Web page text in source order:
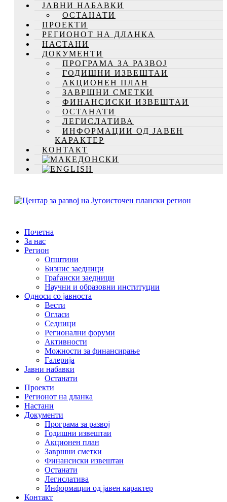
ЈАВНИ НАБАВКИ
ОСТАНАТИ
ПРОЕКТИ
РЕГИОНОТ НА ДЛАНКА
НАСТАНИ
ДОКУМЕНТИ
ПРОГРАМА ЗА РАЗВОЈ
ГОДИШНИ ИЗВЕШТАИ
АКЦИОНЕН ПЛАН
ЗАВРШНИ СМЕТКИ
ФИНАНСИСКИ ИЗВЕШТАИ
ОСТАНАТИ
ЛЕГИСЛАТИВА
ИНФОРМАЦИИ ОД ЈАВЕН
КАРАКТЕР
КОНТАКТ
Почетна
За нас
Регион
Општини
Бизнис заедници
Граѓански заедници
Научни и образовни институции
Односи со јавноста
Вести
Огласи
Седници
Регионални форуми
Активности
Можности за финансирање
Галерија
Јавни набавки
Останати
Проекти
Регионот на дланка
Настани
Документи
Програма за развој
Годишни извештаи
Акционен план
Завршни сметки
Финансиски извештаи
Останати
Легислатива
Информации од јавен карактер
Контакт